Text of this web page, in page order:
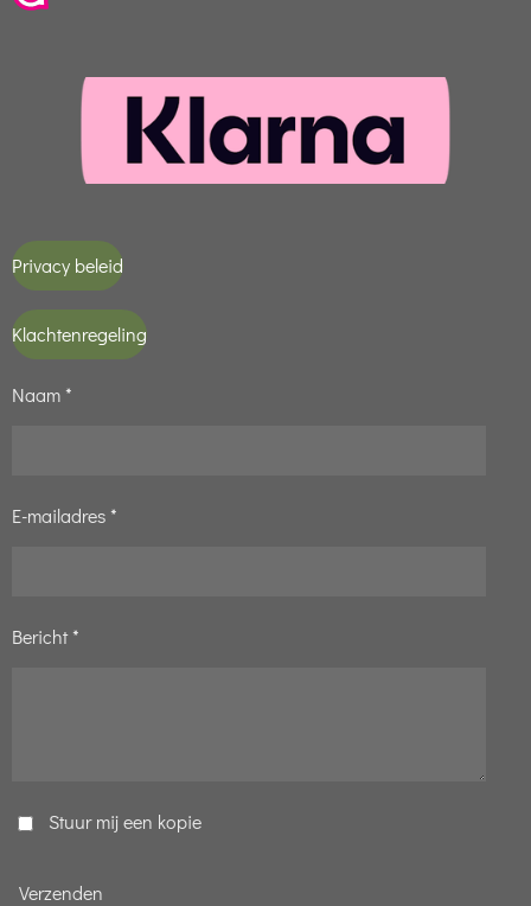
Privacy beleid
Klachtenregeling
Naam *
E-mailadres *
Bericht *
Stuur mij een kopie
Verzenden